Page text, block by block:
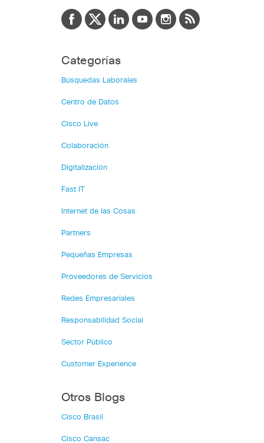
Categorías
Búsquedas Laborales
Centro de Datos
Cisco Live
Colaboración
Digitalización
Fast IT
Internet de las Cosas
Partners
Pequeñas Empresas
Proveedores de Servicios
Redes Empresariales
Responsabilidad Social
Sector Público
Customer Experience
Otros Blogs
Cisco Brasil
Cisco Cansac